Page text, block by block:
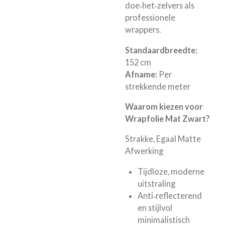
doe‑het‑zelvers als
professionele
wrappers.
Standaardbreedte:
152 cm
Afname: Per
strekkende meter
Waarom kiezen voor
Wrapfolie Mat Zwart?
Strakke, Egaal Matte
Afwerking
Tijdloze, moderne
uitstraling
Anti‑reflecterend
en stijlvol
minimalistisch